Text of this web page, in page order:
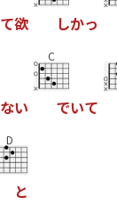
て欲 しかっ
ない
C
でいて
D
と